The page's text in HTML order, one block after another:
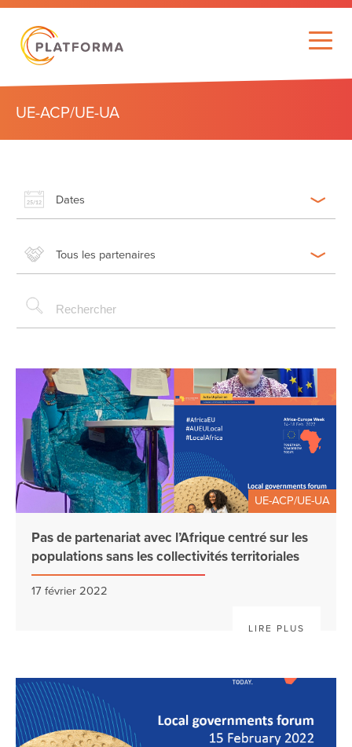
UE-ACP/UE-UA
Dates
Tous les partenaires
UE-ACP/UE-UA
Pas de partenariat avec l’Afrique centré sur les
populations sans les collectivités territoriales
17 février 2022
LIRE PLUS